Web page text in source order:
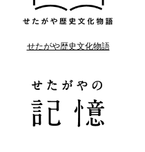
せたがや歴史文化物語